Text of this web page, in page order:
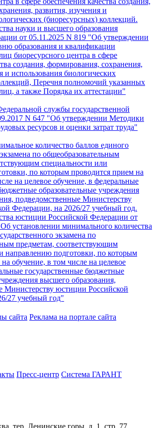
развития, изучения и
(биоресурсных) коллекций.
науки и высшего образования
от 05.11.2025 N 819 "Об утверждении
образования и квалификации
биоресурсного центра в сфере
создания, формирования, сохранения,
и использования биологических
Перечня полномочий указанных
а также Порядка их аттестации"
службы государственной
N 647 "Об утверждении Методики
ресурсов и оценки затрат труда"
количество баллов единого
по общеобразовательным
специальности или
по которым проводится прием на
на целевое обучение, в федеральные
образовательные учреждения
подведомственные Министерству
Федерации, на 2026/27 учебный год.
юстиции Российской Федерации от
установлении минимального количества
экзамена по
предметам, соответствующим
направлению подготовки, по которым
обучение, в том числе на целевое
государственные бюджетные
высшего образования,
Министерству юстиции Российской
27 учебный год"
сайта Реклама на портале сайта
Пресс-центр Система ГАРАНТ